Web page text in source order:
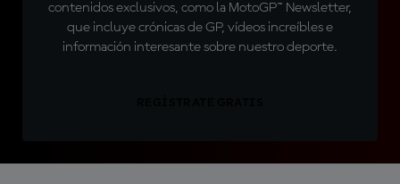
contenidos exclusivos, como la MotoGP™ Newsletter,
que incluye crónicas de GP, vídeos increíbles e
información interesante sobre nuestro deporte.